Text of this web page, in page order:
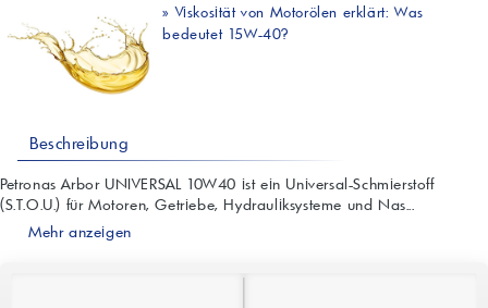
» Viskosität von Motorölen erklärt: Was
bedeutet 15W-40?
Beschreibung
Petronas Arbor UNIVERSAL 10W40 ist ein Universal-Schmierstoff
(S.T.O.U.) für Motoren, Getriebe, Hydrauliksysteme und Nas...
Mehr anzeigen